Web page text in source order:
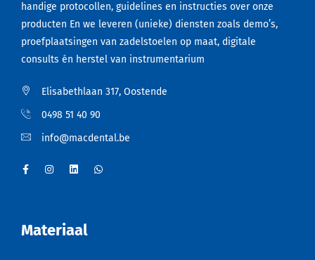
handige protocollen, guidelines en instructies over onze
producten En we leveren (unieke) diensten zoals demo’s,
proefplaatsingen van zadelstoelen op maat, digitale
consults én herstel van instrumentarium
Elisabethlaan 317, Oostende
0498 51 40 90
info@macdental.be
Materiaal